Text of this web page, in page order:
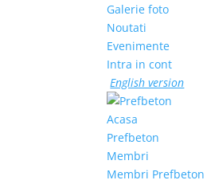
Galerie foto
Noutati
Evenimente
Intra in cont
English version
Acasa
Prefbeton
Membri
Membri Prefbeton